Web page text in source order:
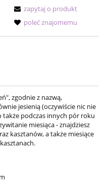
zapytaj o produkt
poleć znajomemu
zgodnie z nazwą,
jesienią (oczywiście nic nie
także podczas innych pór roku
miesiąca - znajdziesz
kasztanów, a także miesiące